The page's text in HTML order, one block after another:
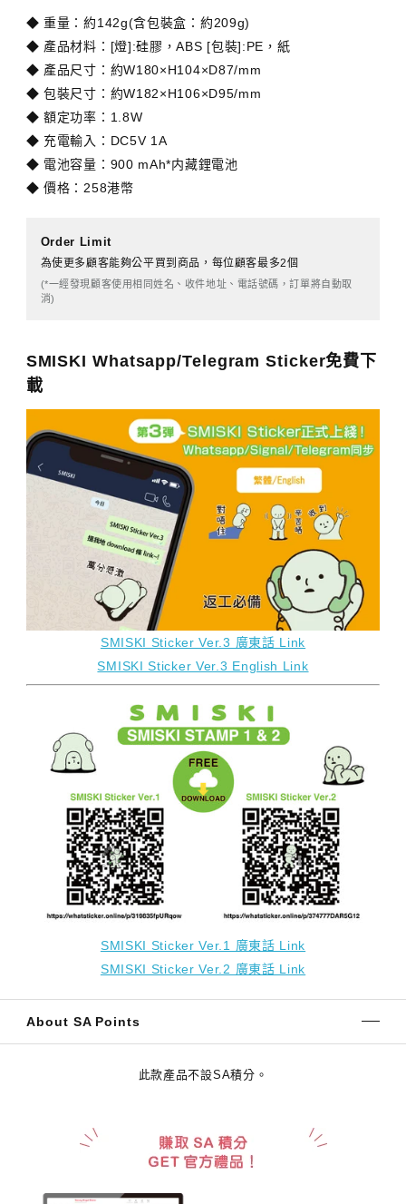
◆ 重量：約142g(含包裝盒：約209g)
◆ 產品材料：[燈]:硅膠，ABS [包裝]:PE，紙
◆ 產品尺寸：約W180×H104×D87/mm
◆ 包裝尺寸：約W182×H106×D95/mm
◆ 額定功率：1.8W
◆ 充電輸入：DC5V 1A
◆ 電池容量：900 mAh*内藏鋰電池
◆ 價格：258港幣
Order Limit
為使更多顧客能夠公平買到商品，每位顧客最多2個
(*一經發現顧客使用相同姓名、收件地址、電話號碼，訂單將自動取
消)
SMISKI Whatsapp/Telegram Sticker免費下
載
SMISKI Sticker Ver.3 廣東話 Link
SMISKI Sticker Ver.3 English Link
SMISKI Sticker Ver.1 廣東話 Link
SMISKI Sticker Ver.2 廣東話 Link
About SA Points
此款產品不設SA積分。